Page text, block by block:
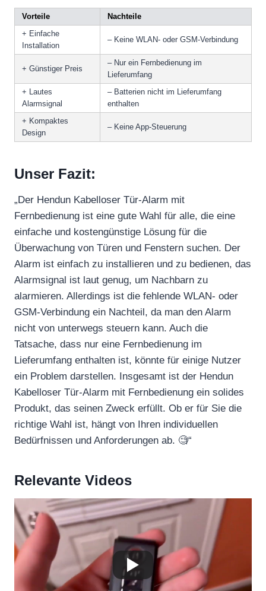
Vorteile
Nachteile
+ Einfache
Installation
– Keine WLAN- oder GSM-Verbindung
+ Günstiger Preis
– Nur ein Fernbedienung im
Lieferumfang
+ Lautes
Alarmsignal
– Batterien nicht im Lieferumfang
enthalten
+ Kompaktes
Design
– Keine App-Steuerung
Unser Fazit:
„Der Hendun Kabelloser Tür-Alarm mit
Fernbedienung ist eine gute Wahl für alle, die eine
einfache und kostengünstige Lösung für die
Überwachung von Türen und Fenstern suchen. Der
Alarm ist einfach zu installieren und zu bedienen, das
Alarmsignal ist laut genug, um Nachbarn zu
alarmieren. Allerdings ist die fehlende WLAN- oder
GSM-Verbindung ein Nachteil, da man den Alarm
nicht von unterwegs steuern kann. Auch die
Tatsache, dass nur eine Fernbedienung im
Lieferumfang enthalten ist, könnte für einige Nutzer
ein Problem darstellen. Insgesamt ist der Hendun
Kabelloser Tür-Alarm mit Fernbedienung ein solides
Produkt, das seinen Zweck erfüllt. Ob er für Sie die
richtige Wahl ist, hängt von Ihren individuellen
Bedürfnissen und Anforderungen ab. 🧐“
Relevante Videos